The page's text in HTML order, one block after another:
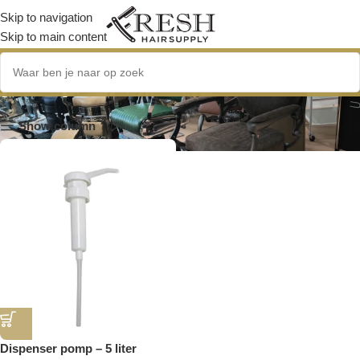
Skip to navigation
Skip to main content
pomps fles
Show column
Dispenser pomp – 5 liter